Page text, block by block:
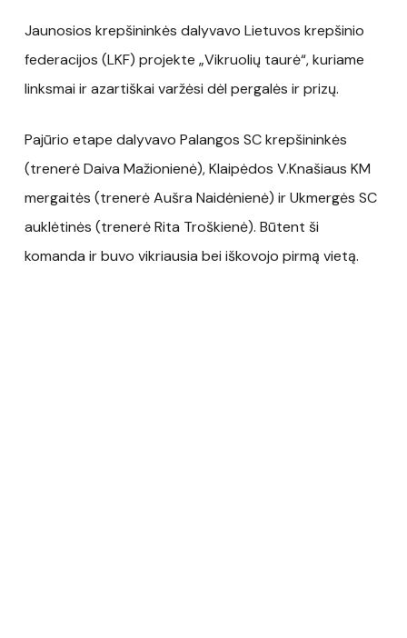
Jaunosios krepšininkės dalyvavo Lietuvos krepšinio
federacijos (LKF) projekte „Vikruolių taurė“, kuriame
linksmai ir azartiškai varžėsi dėl pergalės ir prizų.
Pajūrio etape dalyvavo Palangos SC krepšininkės
(trenerė Daiva Mažionienė), Klaipėdos V.Knašiaus KM
mergaitės (trenerė Aušra Naidėnienė) ir Ukmergės SC
auklėtinės (trenerė Rita Troškienė). Būtent ši
komanda ir buvo vikriausia bei iškovojo pirmą vietą.